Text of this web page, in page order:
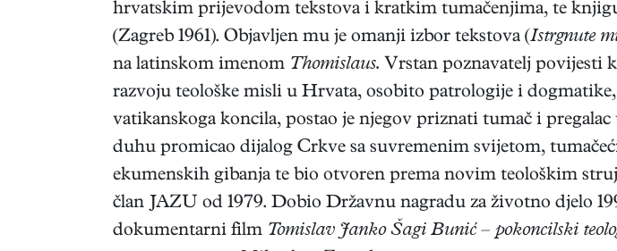
hrvatskim prijevodom tekstova i kratkim tumačenjima, te
(Zagreb 1961). Objavljen mu je omanji izbor tekstova (Istrgnute
na latinskom imenom Thomislaus. Vrstan poznavatelj povijesti
razvoju teološke misli u Hrvata, osobito patrologije i
vatikanskoga koncila, postao je njegov priznati tumač i
duhu promicao dijalog Crkve sa suvremenim svijetom,
ekumenskih gibanja te bio otvoren prema novim teološkim
član JAZU od 1979. Dobio Državnu nagradu za životno djelo
dokumentarni film Tomislav Janko Šagi Bunić – pokoncilski